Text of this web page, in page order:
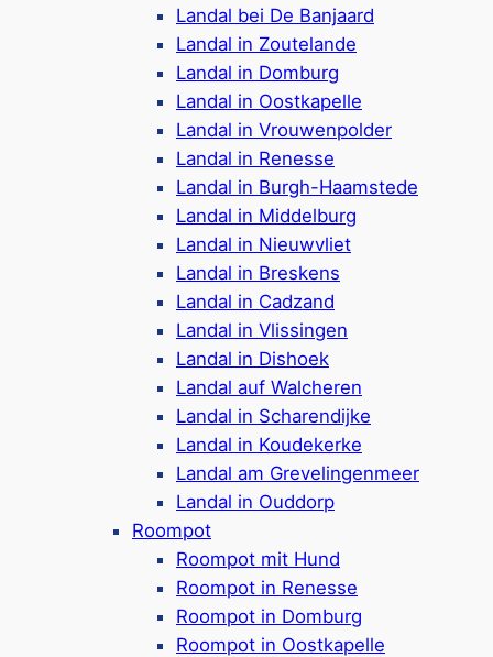
Landal bei De Banjaard
Landal in Zoutelande
Landal in Domburg
Landal in Oostkapelle
Landal in Vrouwenpolder
Landal in Renesse
Landal in Burgh-Haamstede
Landal in Middelburg
Landal in Nieuwvliet
Landal in Breskens
Landal in Cadzand
Landal in Vlissingen
Landal in Dishoek
Landal auf Walcheren
Landal in Scharendijke
Landal in Koudekerke
Landal am Grevelingenmeer
Landal in Ouddorp
Roompot
Roompot mit Hund
Roompot in Renesse
Roompot in Domburg
Roompot in Oostkapelle
Noordzee Resort Vlissingen
Ferienpark in Vlissingen,etwa 8 km von
Middelburg entfernt
Angebot aus Ferienunterkünften für 4-6
Personen
Ferienbungalows in den Dünen & Urban
Villen verfügbar
Auch Beach-Houses direkt am Strand
verfügbar
Bis zu 2 Hunde pro Ferienunterkunft
willkommen
Brötchenservice, Radverleih & Spielplatz
vorhanden
Direkt am Sandstrand,
ist ewa 3 km entfernt
Google Rezensionen:4,2/5 Sterne
Bewertungen)